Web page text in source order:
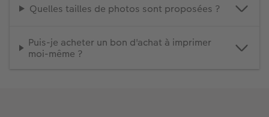
Quelles tailles de photos sont proposées ?
Puis-je acheter un bon d'achat à imprimer
moi-même ?